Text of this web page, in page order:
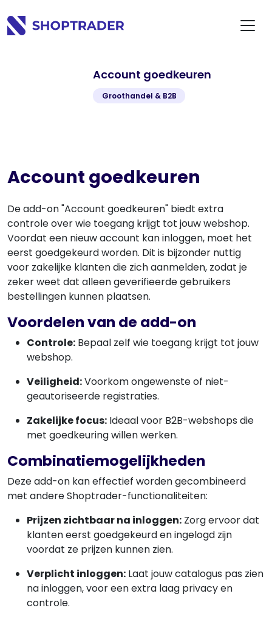
Account goedkeuren
Groothandel & B2B
Account goedkeuren
De add-on "Account goedkeuren" biedt extra
controle over wie toegang krijgt tot jouw webshop.
Voordat een nieuw account kan inloggen, moet het
eerst goedgekeurd worden. Dit is bijzonder nuttig
voor zakelijke klanten die zich aanmelden, zodat je
zeker weet dat alleen geverifieerde gebruikers
bestellingen kunnen plaatsen.
Voordelen van de add-on
Controle: Bepaal zelf wie toegang krijgt tot jouw
webshop.
Veiligheid:Voorkom ongewenste of niet-
geautoriseerde registraties.
Zakelijke focus: Ideaal voor B2B-webshops die
met goedkeuring willen werken.
Combinatiemogelijkheden
Deze add-on kan effectief worden gecombineerd
met andere Shoptrader-functionaliteiten:
Prijzen zichtbaar na inloggen: Zorg ervoor dat
klanten eerst goedgekeurd en ingelogd zijn
voordat ze prijzen kunnen zien.
Verplicht inloggen: Laat jouw catalogus pas zien
na inloggen, voor een extra laag privacy en
controle.